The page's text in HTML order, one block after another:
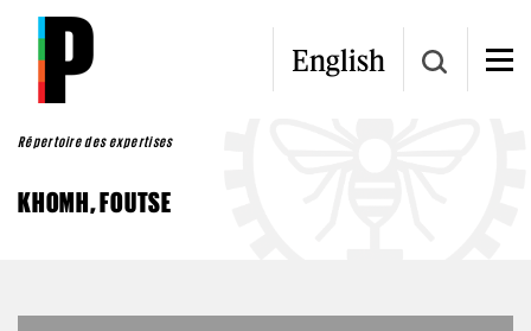
Aller au contenu principal
English
Répertoire des expertises
KHOMH, FOUTSE